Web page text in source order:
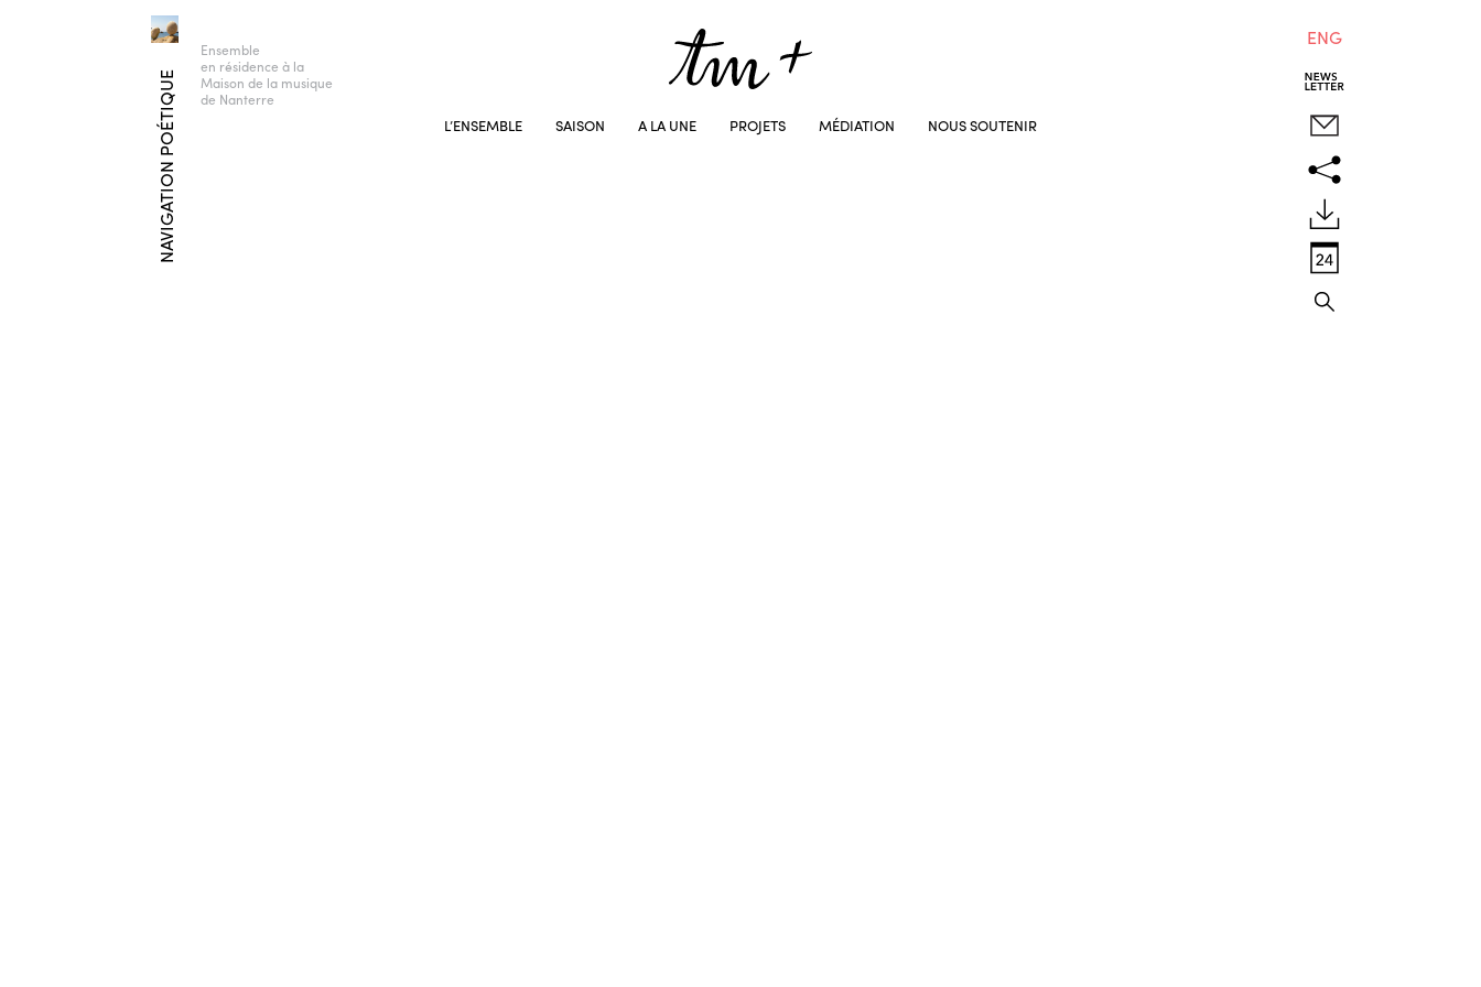
NAVIGATION POÉTIQUE
Ensemble
en résidence à la
Maison de la musique
de Nanterre
L’ENSEMBLE SAISON A LA UNE PROJETS MÉDIATION NOUS SOUTENIR
ENG